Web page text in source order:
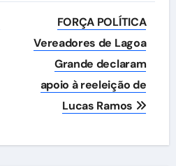
FORÇA POLÍTICA
Vereadores de Lagoa
Grande declaram
apoio à reeleição de
Lucas Ramos